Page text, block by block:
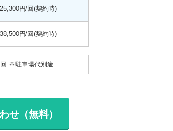
25,300円/回(契約時)
38,500円/回(契約時)
回 ※駐車場代別途
せ（無料）